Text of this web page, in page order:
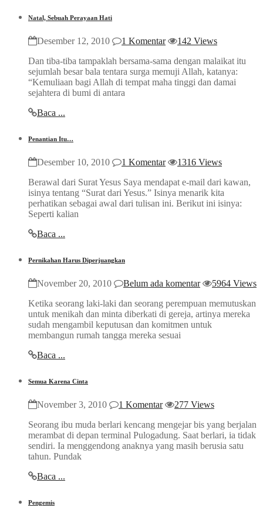
Natal, Sebuah Perayaan Hati
Desember 12, 2010 1 Komentar
142 Views
Dan tiba-tiba tampaklah bersama-sama dengan malaikat itu
sejumlah besar bala tentara surga memuji Allah, katanya:
“Kemuliaan bagi Allah di tempat maha tinggi dan damai
sejahtera di bumi di antara
Baca ...
Penantian Itu…
Desember 10, 2010 1 Komentar
1316 Views
Berawal dari Surat Yesus Saya mendapat e-mail dari kawan,
isinya tentang “Surat dari Yesus.” Isinya menarik kita
perhatikan sebagai awal dari tulisan ini. Berikut ini isinya:
Seperti kalian
Baca ...
Pernikahan Harus Diperjuangkan
November 20, 2010 Belum ada komentar
5964 Views
Ketika seorang laki-laki dan seorang perempuan memutuskan
untuk menikah dan minta diberkati di gereja, artinya mereka
sudah mengambil keputusan dan komitmen untuk
membangun rumah tangga mereka sesuai
Baca ...
Semua Karena Cinta
November 3, 2010 1 Komentar
277 Views
Seorang ibu muda berlari kencang mengejar bis yang berjalan
merambat di depan terminal Pulogadung. Saat berlari, ia tidak
sendiri. Ia menggendong anaknya yang masih berusia satu
tahun. Pundak
Baca ...
Pengemis